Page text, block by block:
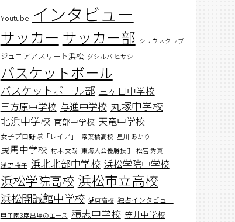
Youtube インタビュー
サッカー サッカー部 シリウスクラブ
ジュニアアスリート浜松 ダシルバ ヒサシ
バスケットボール
バスケットボール部 三ヶ日中学校
三方原中学校 与進中学校 丸塚中学校
北浜中学校 南部中学校 天竜中学校
女子プロ野球「レイア」 常葉橘高校 星川 あかり
曳馬中学校 村木 文哉 東海大会優勝投手 松宮 秀真
浅野 桜子 浜北北部中学校 浜松学院中学校
浜松学院高校 浜松市立高校
浜松開誠館中学校 湖東高校 独占インタビュー
甲子園3度出場のエース 積志中学校 笠井中学校